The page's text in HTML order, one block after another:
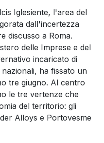
Iglesiente, l'area del
dall'incertezza
discusso a Roma.
delle Imprese e del
incaricato di
ha fissato un
tre giugno. Al centro
le tre vertenze che
del territorio: gli
Alloys e Portovesme